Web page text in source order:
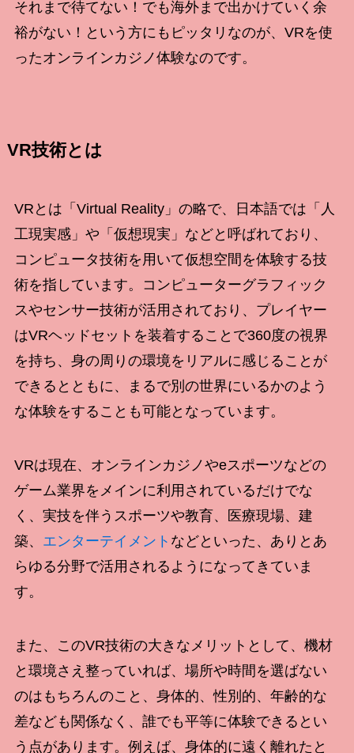
それまで待てない！でも海外まで出かけていく余
裕がない！という方にもピッタリなのが、VRを使
ったオンラインカジノ体験なのです。
VR技術とは
VRとは「Virtual Reality」の略で、日本語では「人
工現実感」や「仮想現実」などと呼ばれており、
コンピュータ技術を用いて仮想空間を体験する技
術を指しています。コンピューターグラフィック
スやセンサー技術が活用されており、プレイヤー
はVRヘッドセットを装着することで360度の視界
を持ち、身の周りの環境をリアルに感じることが
できるとともに、まるで別の世界にいるかのよう
な体験をすることも可能となっています。
VRは現在、オンラインカジノやeスポーツなどの
ゲーム業界をメインに利用されているだけでな
く、実技を伴うスポーツや教育、医療現場、建
築、 エンターテイメント などといった、ありとあ
らゆる分野で活用されるようになってきていま
す。
また、このVR技術の大きなメリットとして、機材
と環境さえ整っていれば、場所や時間を選ばない
のはもちろんのこと、身体的、性別的、年齢的な
差なども関係なく、誰でも平等に体験できるとい
う点があります。例えば、身体的に遠く離れたと